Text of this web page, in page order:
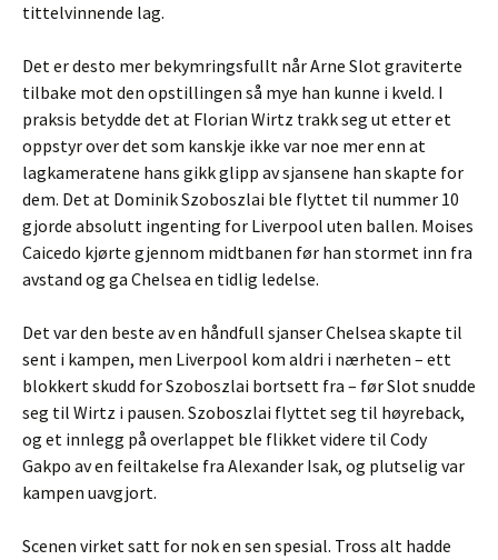
tittelvinnende lag.
Det er desto mer bekymringsfullt når Arne Slot graviterte
tilbake mot den opstillingen så mye han kunne i kveld. I
praksis betydde det at Florian Wirtz trakk seg ut etter et
oppstyr over det som kanskje ikke var noe mer enn at
lagkameratene hans gikk glipp av sjansene han skapte for
dem. Det at Dominik Szoboszlai ble flyttet til nummer 10
gjorde absolutt ingenting for Liverpool uten ballen. Moises
Caicedo kjørte gjennom midtbanen før han stormet inn fra
avstand og ga Chelsea en tidlig ledelse.
Det var den beste av en håndfull sjanser Chelsea skapte til
sent i kampen, men Liverpool kom aldri i nærheten – ett
blokkert skudd for Szoboszlai bortsett fra – før Slot snudde
seg til Wirtz i pausen. Szoboszlai flyttet seg til høyreback,
og et innlegg på overlappet ble flikket videre til Cody
Gakpo av en feiltakelse fra Alexander Isak, og plutselig var
kampen uavgjort.
Scenen virket satt for nok en sen spesial. Tross alt hadde